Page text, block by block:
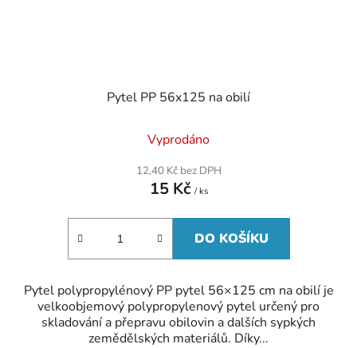
Pytel PP 56x125 na obilí
Vyprodáno
12,40 Kč bez DPH
15 Kč / ks
DO KOŠÍKU
Pytel polypropylénový PP pytel 56×125 cm na obilí je
velkoobjemový polypropylenový pytel určený pro
skladování a přepravu obilovin a dalších sypkých
zemědělských materiálů. Díky...